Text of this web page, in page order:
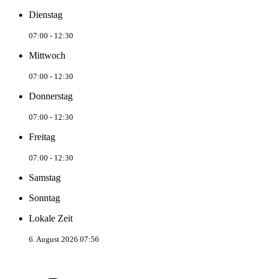
Dienstag
07:00 - 12:30
Mittwoch
07:00 - 12:30
Donnerstag
07:00 - 12:30
Freitag
07:00 - 12:30
Samstag
Sonntag
Lokale Zeit
6. August 2026 07:56